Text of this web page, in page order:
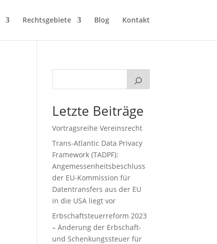
Rechtsgebiete Blog Kontakt
Letzte Beiträge
Vortragsreihe Vereinsrecht
Trans-Atlantic Data Privacy
Framework (TADPF):
Angemessenheitsbeschluss
der EU-Kommission für
Datentransfers aus der EU
in die USA liegt vor
Erbschaftsteuerreform 2023
– Änderung der Erbschaft-
und Schenkungssteuer für